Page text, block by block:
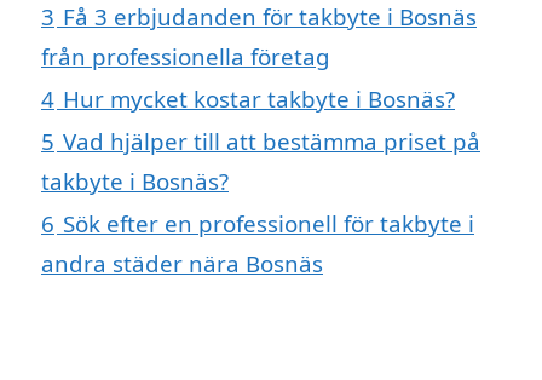
3 Få 3 erbjudanden för takbyte i Bosnäs
från professionella företag
4 Hur mycket kostar takbyte i Bosnäs?
5 Vad hjälper till att bestämma priset på
takbyte i Bosnäs?
6 Sök efter en professionell för takbyte i
andra städer nära Bosnäs